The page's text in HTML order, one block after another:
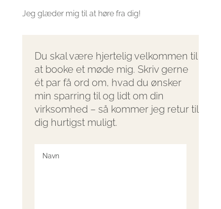
Jeg glæder mig til at høre fra dig!
Du skal være hjertelig velkommen til
at booke et møde mig. Skriv gerne
ét par få ord om, hvad du ønsker
min sparring til og lidt om din
virksomhed – så kommer jeg retur til
dig hurtigst muligt.